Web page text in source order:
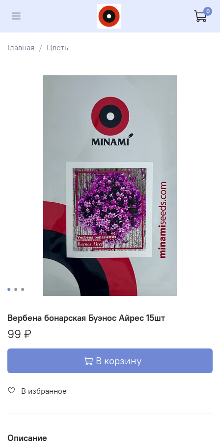
0
Главная Цветы
Вербена бонарская Буэнос Айрес 15шт
99 ₽
В корзину
В избранное
Описание